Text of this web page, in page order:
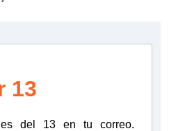
13
del 13 en tu correo.